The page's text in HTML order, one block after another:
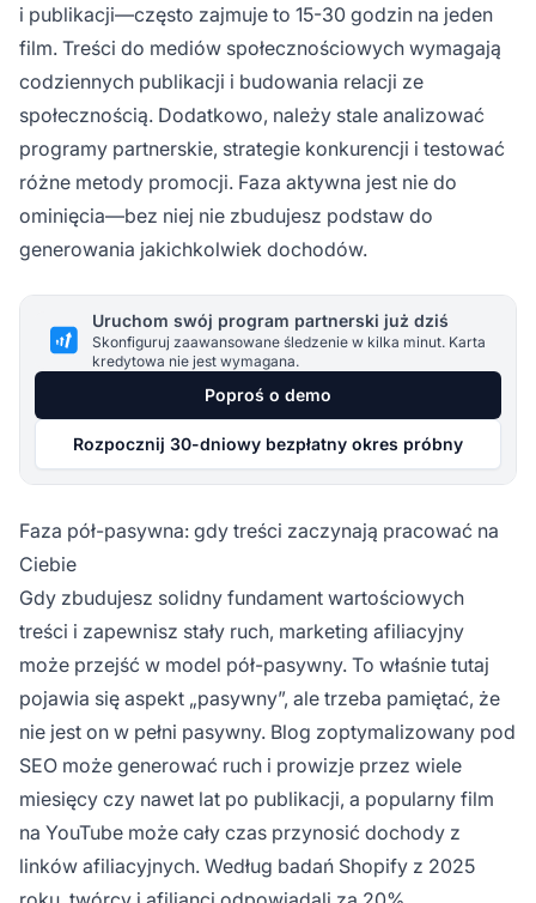
i publikacji—często zajmuje to 15-30 godzin na jeden
film. Treści do mediów społecznościowych wymagają
codziennych publikacji i budowania relacji ze
społecznością. Dodatkowo, należy stale analizować
programy partnerskie, strategie konkurencji i testować
różne metody promocji. Faza aktywna jest nie do
ominięcia—bez niej nie zbudujesz podstaw do
generowania jakichkolwiek dochodów.
Uruchom swój program partnerski już dziś
Skonfiguruj zaawansowane śledzenie w kilka minut. Karta
kredytowa nie jest wymagana.
Poproś o demo
Rozpocznij 30-dniowy bezpłatny okres próbny
Faza pół-pasywna: gdy treści zaczynają pracować na
Ciebie
Gdy zbudujesz solidny fundament wartościowych
treści i zapewnisz stały ruch, marketing afiliacyjny
może przejść w model pół-pasywny. To właśnie tutaj
pojawia się aspekt „pasywny”, ale trzeba pamiętać, że
nie jest on w pełni pasywny. Blog zoptymalizowany pod
SEO może generować ruch i prowizje przez wiele
miesięcy czy nawet lat po publikacji, a popularny film
na YouTube może cały czas przynosić dochody z
linków afiliacyjnych. Według badań Shopify z 2025